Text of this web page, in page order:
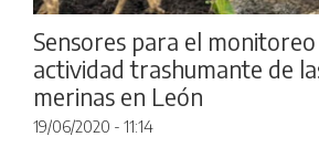
Sensores para el
actividad trashumante de
merinas en León
19/06/2020 - 11:14